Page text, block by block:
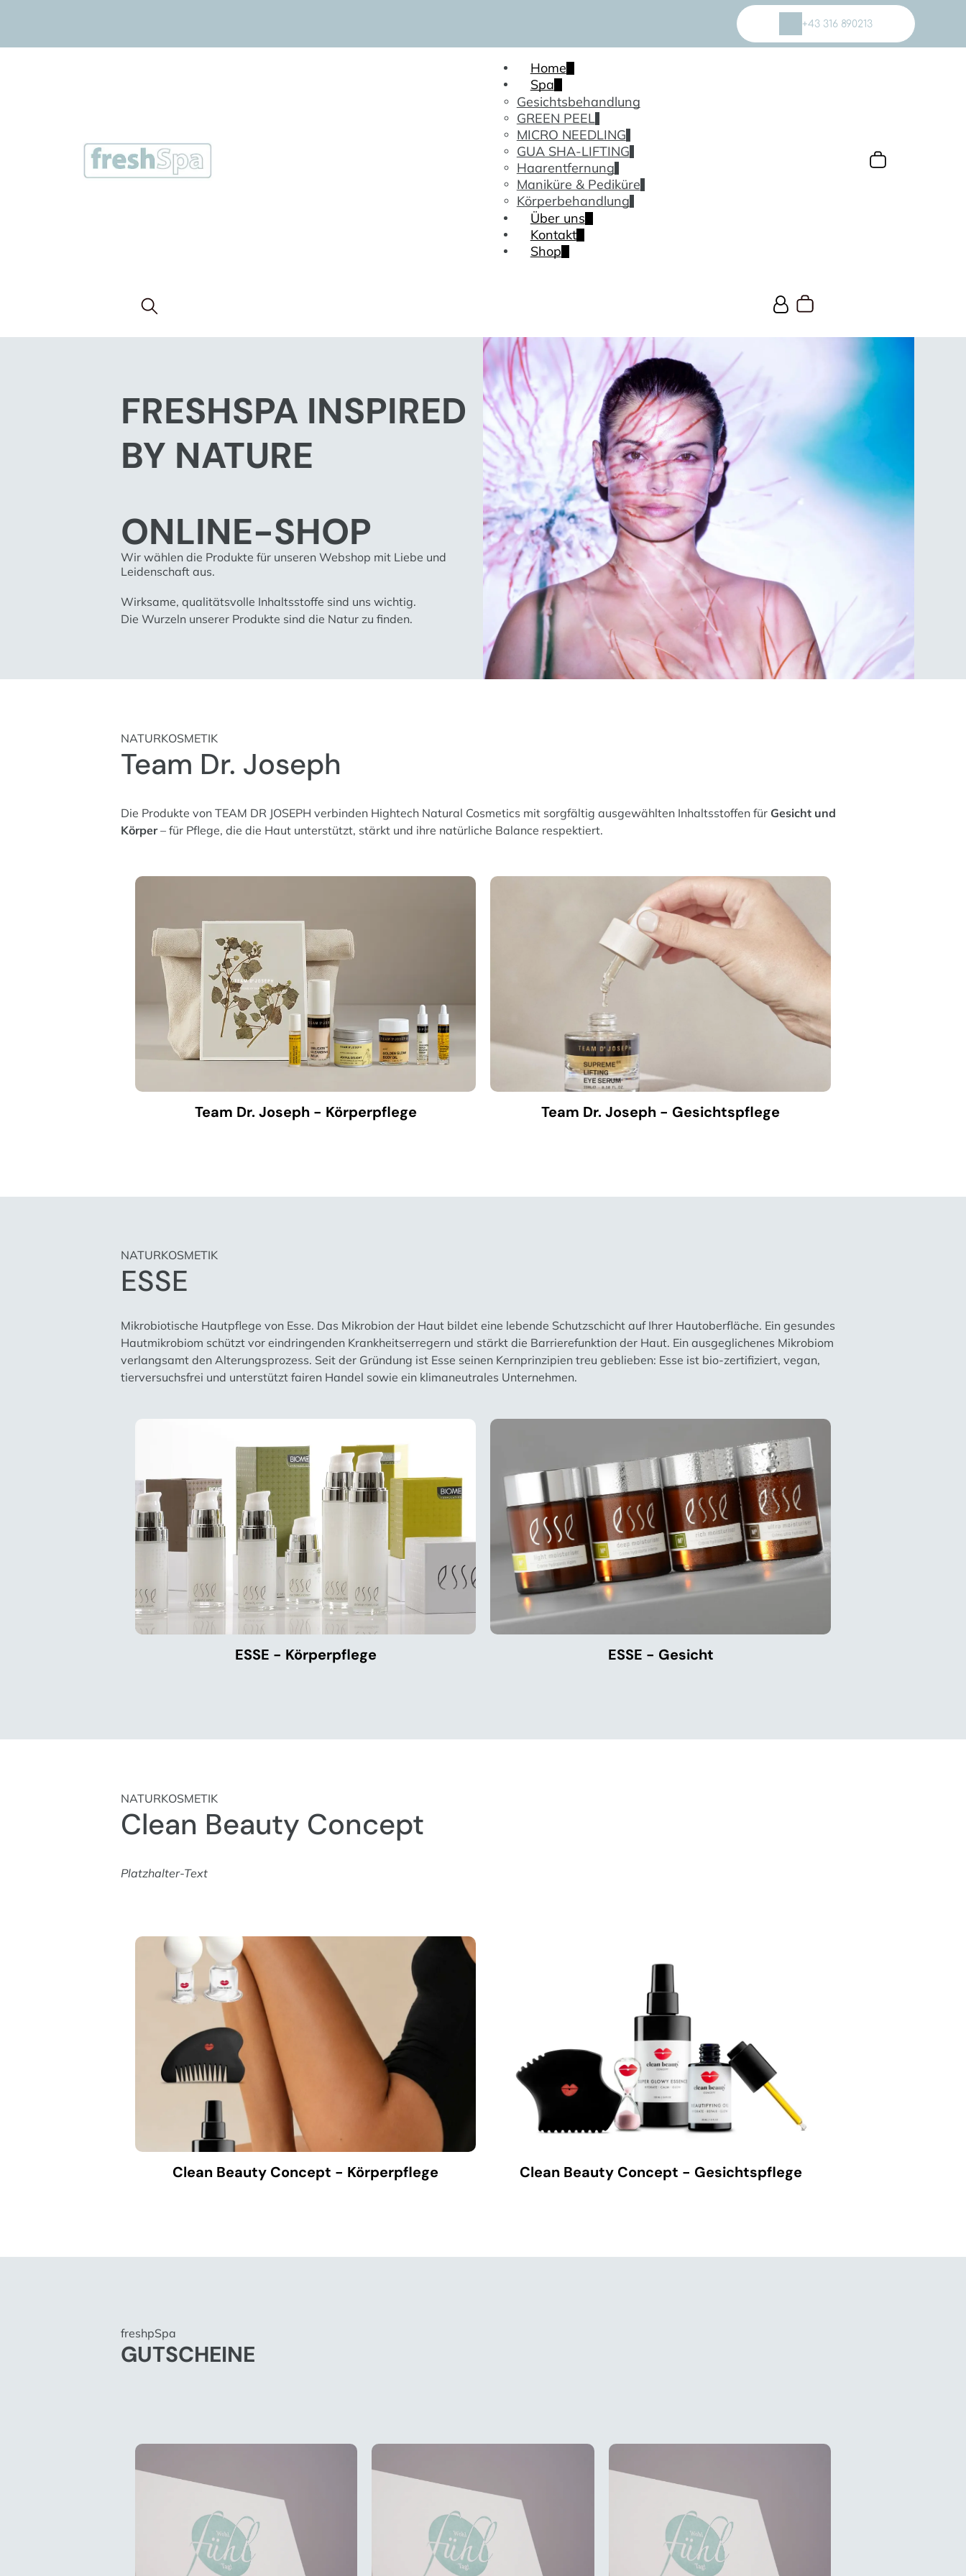
+43 316 890213
Home
Spa
Gesichtsbehandlung
GREEN PEEL
MICRO NEEDLING
GUA SHA-LIFTING
Haarentfernung
Maniküre & Pediküre
Körperbehandlung
Über uns
Kontakt
Shop
FRESHSPA INSPIRED
BY NATURE
ONLINE-SHOP
Wir wählen die Produkte für unseren Webshop mit Liebe und
Leidenschaft aus.
Wirksame, qualitätsvolle Inhaltsstoffe sind uns wichtig.
Die Wurzeln unserer Produkte sind die Natur zu finden.
NATURKOSMETIK
Team Dr. Joseph
Die Produkte von TEAM DR JOSEPH verbinden Hightech Natural Cosmetics mit sorgfältig ausgewählten Inhaltsstoffen für Gesicht und
Körper – für Pflege, die die Haut unterstützt, stärkt und ihre natürliche Balance respektiert.
Team Dr. Joseph - Körperpflege Team Dr. Joseph - Gesichtspflege
NATURKOSMETIK
ESSE
Mikrobiotische Hautpflege von Esse. Das Mikrobion der Haut bildet eine lebende Schutzschicht auf Ihrer Hautoberfläche. Ein gesundes
Hautmikrobiom schützt vor eindringenden Krankheitserregern und stärkt die Barrierefunktion der Haut. Ein ausgeglichenes Mikrobiom
verlangsamt den Alterungsprozess. Seit der Gründung ist Esse seinen Kernprinzipien treu geblieben: Esse ist bio-zertifiziert, vegan,
tierversuchsfrei und unterstützt fairen Handel sowie ein klimaneutrales Unternehmen.
ESSE - Körperpflege ESSE - Gesicht
NATURKOSMETIK
Clean Beauty Concept
Platzhalter-Text
Clean Beauty Concept - Körperpflege Clean Beauty Concept - Gesichtspflege
freshpSpa
GUTSCHEINE